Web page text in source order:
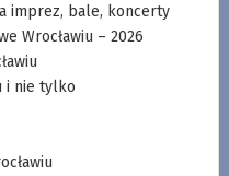
imprez, bale, koncerty
Wrocławiu – 2026
i nie tylko